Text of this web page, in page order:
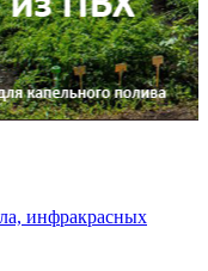
инфракрасных